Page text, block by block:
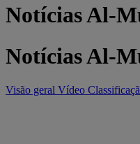
Notícias Al-
Notícias Al-
Visão geral Vídeo